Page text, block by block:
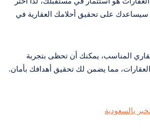
سيساعدك على تحقيق أحلامك العقارية في
المناسب، يمكنك أن تحظى بتجربة
مما يضمن لك تحقيق أهدافك بأمان.
بالسعودية